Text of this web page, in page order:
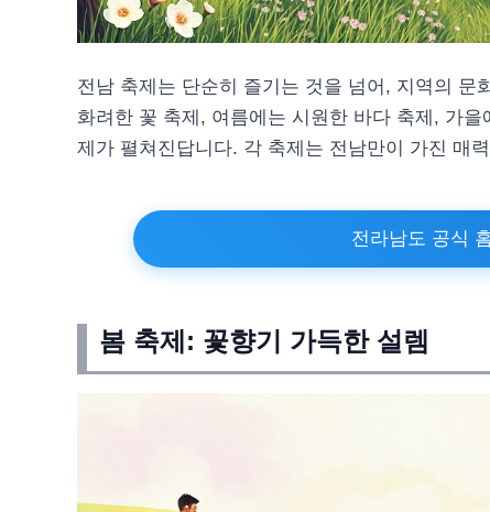
전남 축제는 단순히 즐기는 것을 넘어, 지역의 문
화려한 꽃 축제, 여름에는 시원한 바다 축제, 가
제가 펼쳐진답니다. 각 축제는 전남만이 가진 매
전라남도 공식
봄 축제: 꽃향기 가득한 설렘